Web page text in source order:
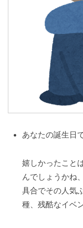
あなたの誕生日
嬉しかったこと
んでしょうかね
具合でその人気
種、残酷なイベ